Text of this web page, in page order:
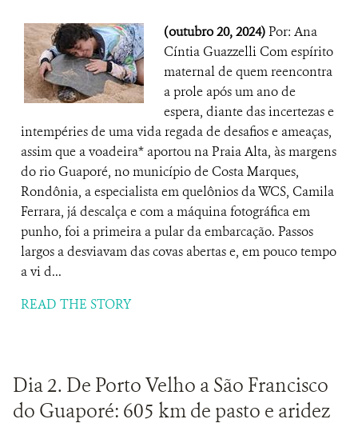
(outubro 20, 2024)Por: Ana
Cíntia Guazzelli Com espírito
maternal de quem reencontra
a prole após um ano de
espera, diante das incertezas e
intempéries de uma vida regada de desafios e ameaças,
assim que a voadeira* aportou na Praia Alta, às margens
do rio Guaporé, no município de Costa Marques,
Rondônia, a especialista em quelônios da WCS, Camila
Ferrara, já descalça e com a máquina fotográfica em
punho, foi a primeira a pular da embarcação. Passos
largos a desviavam das covas abertas e, em pouco tempo
a vi d...
READ THE STORY
Dia 2. De Porto Velho a São Francisco
do Guaporé: 605 km de pasto e aridez